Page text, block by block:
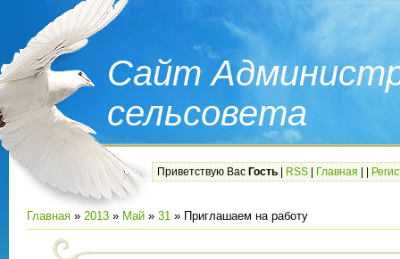
Сайт
сельсовета
Приветствую Вас Гость RSS Главная
Главная » 2013 » Май » 31 » Приглашаем на работу